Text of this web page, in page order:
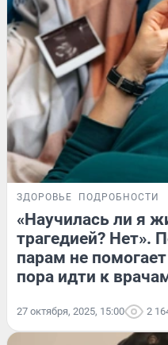
ЗДОРОВЬЕ ПОДРОБНОСТИ
«Научилась ли я
трагедией? Нет».
парам не
пора идти к
27 октября, 2025, 15:00 2